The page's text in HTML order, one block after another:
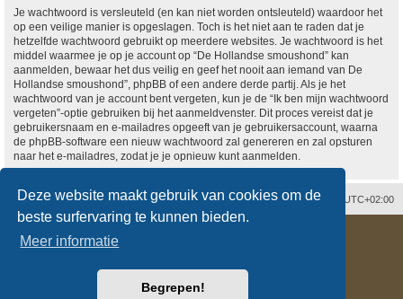
Deze website maakt gebruik van cookies om de
beste surfervaring te kunnen bieden.
Meer informatie
Begrepen!
Je wachtwoord is versleuteld (en kan niet worden ontsleuteld) waardoor het
op een veilige manier is opgeslagen. Toch is het niet aan te raden dat je
hetzelfde wachtwoord gebruikt op meerdere websites. Je wachtwoord is het
middel waarmee je op je account op “De Hollandse smoushond” kan
aanmelden, bewaar het dus veilig en geef het nooit aan iemand van De
Hollandse smoushond”, phpBB of een andere derde partij. Als je het
wachtwoord van je account bent vergeten, kun je de “Ik ben mijn wachtwoord
vergeten”-optie gebruiken bij het aanmeldvenster. Dit proces vereist dat je
gebruikersnaam en e-mailadres opgeeft van je gebruikersaccount, waarna
de phpBB-software een nieuw wachtwoord zal genereren en zal opsturen
naar het e-mailadres, zodat je je opnieuw kunt aanmelden.
Alle tijden zijn UTC+02:00
Verwijder cookies
Contact
Nederlandse vertaling door